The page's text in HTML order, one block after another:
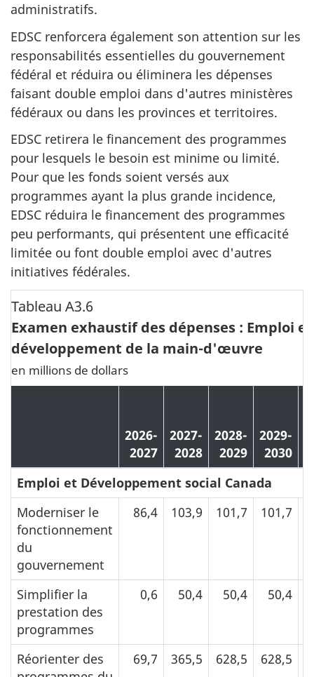
administratifs.
EDSC renforcera également son attention sur les
responsabilités essentielles du gouvernement
fédéral et réduira ou éliminera les dépenses
faisant double emploi dans d'autres ministères
fédéraux ou dans les provinces et territoires.
EDSC retirera le financement des programmes
pour lesquels le besoin est minime ou limité.
Pour que les fonds soient versés aux
programmes ayant la plus grande incidence,
EDSC réduira le financement des programmes
peu performants, qui présentent une efficacité
limitée ou font double emploi avec d'autres
initiatives fédérales.
Tableau A3.6
Examen exhaustif des dépenses : Emploi et
développement de la main-d'œuvre
en millions de dollars
2026-
2027
2027-
2028
2028-
2029
2029-
2030
Emploi et Développement social Canada
Moderniser le
fonctionnement
du
gouvernement
86,4 103,9 101,7 101,7
Simplifier la
prestation des
programmes
0,6 50,4 50,4 50,4
Réorienter des
69,7 365,5 628,5 628,5